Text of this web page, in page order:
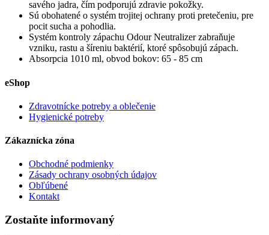
savého jadra, čím podporujú zdravie pokožky.
Sú obohatené o systém trojitej ochrany proti pretečeniu, pre
pocit sucha a pohodlia.
Systém kontroly zápachu Odour Neutralizer zabraňuje
vzniku, rastu a šíreniu baktérií, ktoré spôsobujú zápach.
Absorpcia 1010 ml, obvod bokov: 65 - 85 cm
eShop
Zdravotnícke potreby a oblečenie
Hygienické potreby
Zákaznícka zóna
Obchodné podmienky
Zásady ochrany osobných údajov
Obľúbené
Kontakt
Zostaňte informovaný